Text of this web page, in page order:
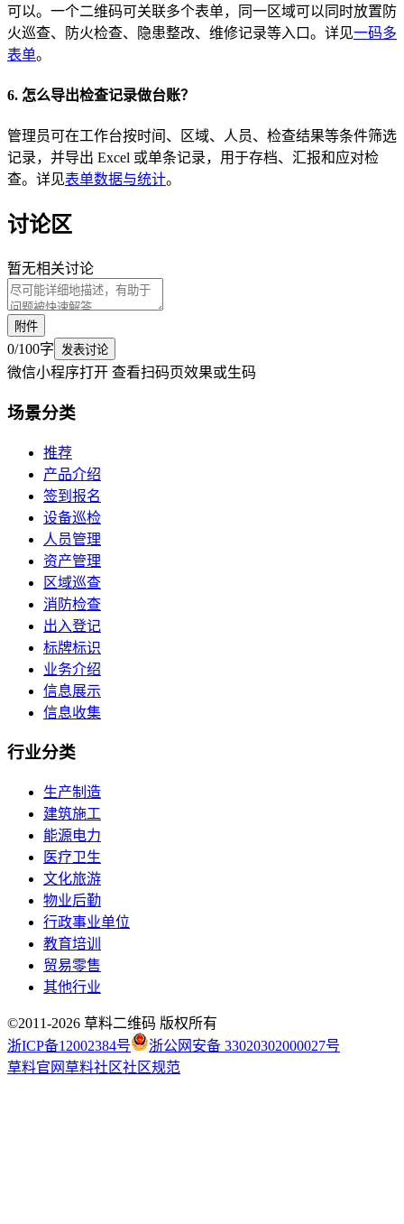
可以。一个二维码可关联多个表单，同一区域可以同时放置防
火巡查、防火检查、隐患整改、维修记录等入口。详见一码多
表单。
6. 怎么导出检查记录做台账？
管理员可在工作台按时间、区域、人员、检查结果等条件筛选
记录，并导出 Excel 或单条记录，用于存档、汇报和应对检
查。详见表单数据与统计。
讨论区
暂无相关讨论
附件
0/100字 发表讨论
微信小程序打开 查看扫码页效果或生码
场景分类
推荐
产品介绍
签到报名
设备巡检
人员管理
资产管理
区域巡查
消防检查
出入登记
标牌标识
业务介绍
信息展示
信息收集
行业分类
生产制造
建筑施工
能源电力
医疗卫生
文化旅游
物业后勤
行政事业单位
教育培训
贸易零售
其他行业
©2011-2026 草料二维码 版权所有
浙ICP备12002384号
浙公网安备 33020302000027号
草料官网草料社区社区规范